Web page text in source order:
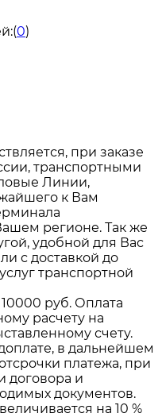
(0)
при заказе
транспортными
Линии,
к Вам
регионе. Так же
удобной для Вас
с доставкой до
транспортной
руб. Оплата
расчету на
счету.
в дальнейшем
платежа, при
договора и
документов.
на 10 %